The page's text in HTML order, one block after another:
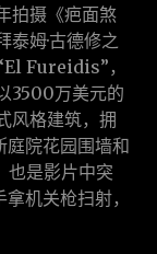
拍摄《疤面煞
姆·古德修之
Fureidis”，
3500万美元的
风格建筑，拥
庭院花园围墙和
是影片中突
机关枪扫射，